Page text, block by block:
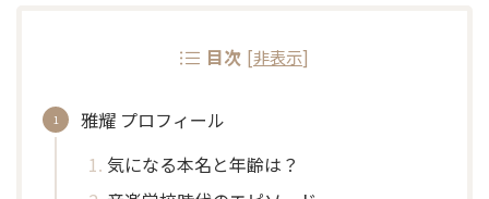
目次 [非表示]
雅耀 プロフィール
気になる本名と年齢は？